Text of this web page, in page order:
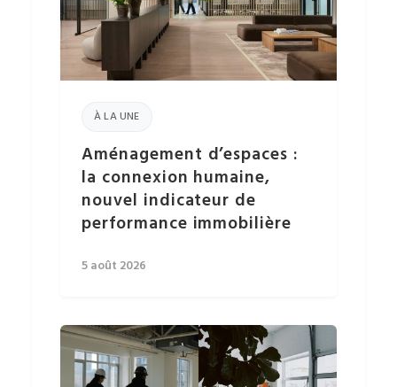
À LA UNE
Aménagement d’espaces :
la connexion humaine,
nouvel indicateur de
performance immobilière
5 août 2026